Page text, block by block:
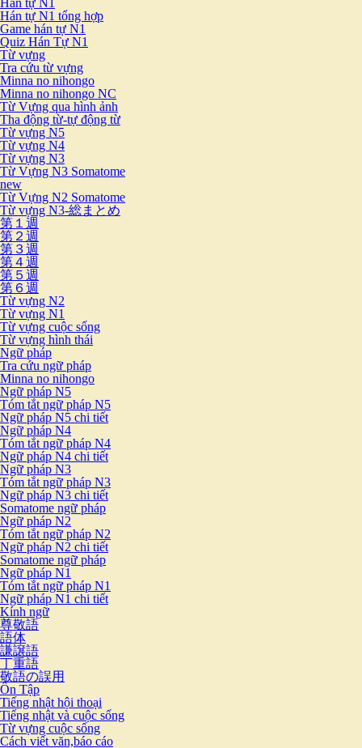
Hán tự N1
Hán tự N1 tổng hợp
Game hán tự N1
Quiz Hán Tự N1
Từ vựng
Tra cứu từ vựng
Minna no nihongo
Minna no nihongo NC
Từ Vựng qua hình ảnh
Tha động từ-tự động từ
Từ vựng N5
Từ vựng N4
Từ vựng N3
Từ Vựng N3 Somatome
new
Từ Vựng N2 Somatome
Từ vựng N3-総まとめ
第１週
第２週
第３週
第４週
第５週
第６週
Từ vựng N2
Từ vựng N1
Từ vựng cuộc sống
Từ vựng hình thái
Ngữ pháp
Tra cứu ngữ pháp
Minna no nihongo
Ngữ pháp N5
Tóm tắt ngữ pháp N5
Ngữ pháp N5 chi tiết
Ngữ pháp N4
Tóm tắt ngữ pháp N4
Ngữ pháp N4 chi tiết
Ngữ pháp N3
Tóm tắt ngữ pháp N3
Ngữ pháp N3 chi tiết
Somatome ngữ pháp
Ngữ pháp N2
Tóm tắt ngữ pháp N2
Ngữ pháp N2 chi tiết
Somatome ngữ pháp
Ngữ pháp N1
Tóm tắt ngữ pháp N1
Ngữ pháp N1 chi tiết
Kính ngữ
尊敬語
語体
謙譲語
丁重語
敬語の誤用
Ôn Tập
Tiếng nhật hội thoại
Tiếng nhật và cuộc sống
Từ vựng cuộc sống
Cách viết văn,báo cáo